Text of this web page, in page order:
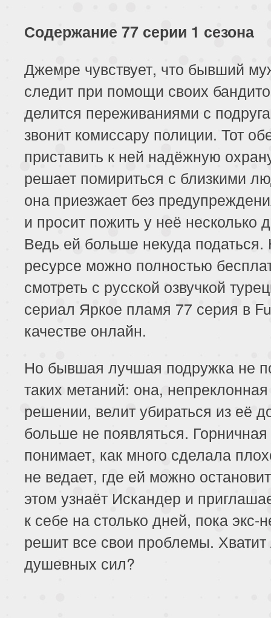
Содержание 77 серии 1 сезона
Джемре чувствует, что бывший
следит при помощи своих
делится переживаниями с
звонит комиссару полиции. Тот
приставить к ней надёжную
решает помириться с близкими
она приезжает без
и просит пожить у неё несколько
Ведь ей больше некуда податься.
ресурсе можно полностью
смотреть с русской озвучкой
сериал Яркое пламя 77 серия в
качестве онлайн.
Но бывшая лучшая подружка не
таких метаний: она,
решении, велит убираться из её
больше не появляться.
понимает, как много сделала
не ведает, где ей можно
этом узнаёт Искандер и
к себе на столько дней, пока экс-
решит все свои проблемы.
душевных сил?